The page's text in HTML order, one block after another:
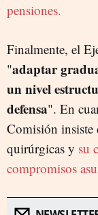
pensiones.
Finalmente, el
"adaptargra
un nivel
defensa". En
Comisión insiste
quirúrgicas y su
compromisos